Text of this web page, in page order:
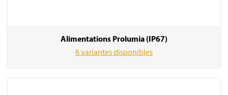
Alimentations Prolumia (IP67)
6 variantes disponibles